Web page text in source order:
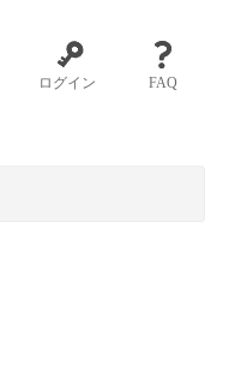
ログイン FAQ